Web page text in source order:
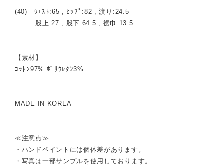
(40) ｳｴｽﾄ:65 , ﾋｯﾌﾟ:82 , 渡り:24.5
股上:27 , 股下:64.5 , 裾巾:13.5
【素材】
ｺｯﾄﾝ97% ﾎﾟﾘｳﾚﾀﾝ3%
MADE IN KOREA
≪注意点≫
・ハンドペイントには個体差があります。
・写真は一部サンプルを使用しております。